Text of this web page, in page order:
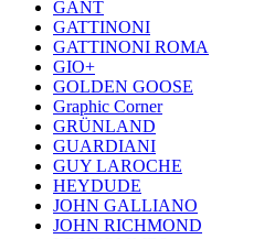
GANT
GATTINONI
GATTINONI ROMA
GIO+
GOLDEN GOOSE
Graphic Corner
GRÜNLAND
GUARDIANI
GUY LAROCHE
HEYDUDE
JOHN GALLIANO
JOHN RICHMOND